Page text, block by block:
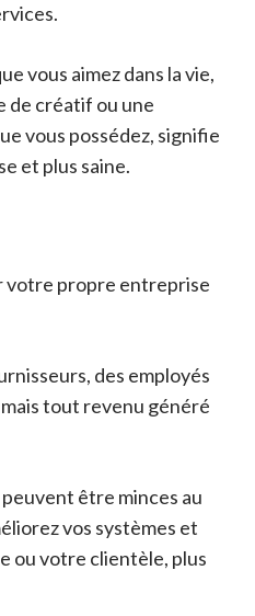
vous aimez dans la vie,
de créatif ou une
vous possédez, signifie
et plus saine.
votre propre entreprise
des employés
tout revenu généré
être minces au
vos systèmes et
ou votre clientèle, plus